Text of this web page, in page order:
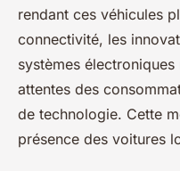
rendant ces véhicules
connectivité, les
systèmes
attentes des
de technologie. Cette
présence des voitures